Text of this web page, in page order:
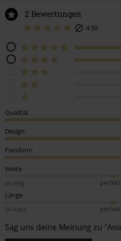
2 Bewertungen
4.50
Qualität
Design
Passform
Weite
zu eng
perfekt
Länge
zu kurz
perfekt
Sag uns deine Meinung zu